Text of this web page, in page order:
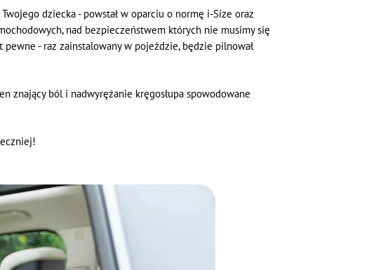
dziecka - powstał w oparciu o normę i-Size oraz
nad bezpieczeństwem których nie musimy się
- raz zainstalowany w pojeździe, będzie pilnował
znający ból i nadwyrężanie kręgosłupa spowodowane